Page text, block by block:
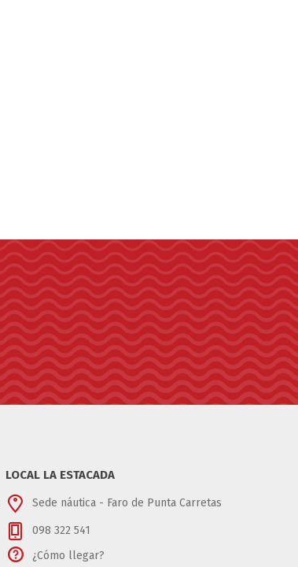
LOCAL LA ESTACADA
Sede náutica - Faro de Punta Carretas
098 322 541
¿Cómo llegar?